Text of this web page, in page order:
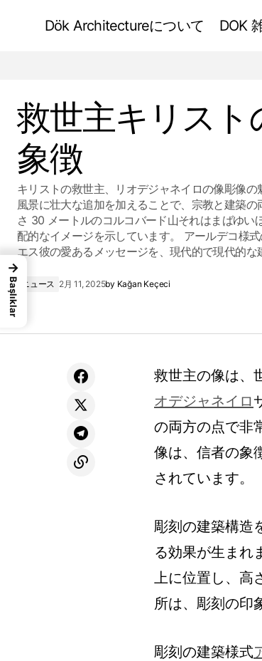
Dök Architectureについて DOK
救世主キリスト
象徴
キリストの救世主、リオデジャネイロの像彫像
風景に壮大な追加を加えることで、宗教と建築
さ 30 メートルのコルコバード山それはまばゆい
配的なイメージを示しています。 アールデコ様
エス彼の愛あるメッセージを、現代的で現代的な
ニュース 2月 11, 2025by Kağan Keçeci
救世主の像は、
オデジャネイロ
の両方の点で非
像は、信者の象
されています。
彫刻の建築構造
る効果が生まれ
上に位置し、高
所は、彫刻の印
彫刻の建築様式
→
Başlıklar